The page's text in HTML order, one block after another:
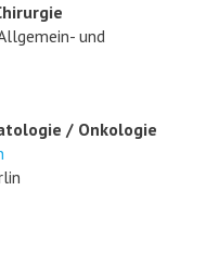
und
/ Onkologie